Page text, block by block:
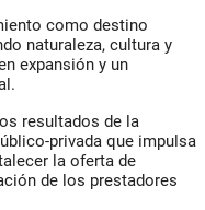
como destino
naturaleza, cultura y
expansión y un
resultados de la
privada que impulsa
la oferta de
de los prestadores